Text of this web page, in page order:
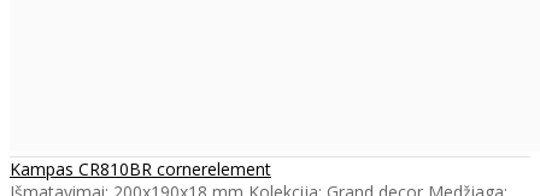
Kampas CR810BR cornerelement